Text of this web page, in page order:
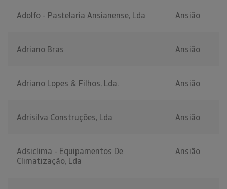
Adolfo - Pastelaria Ansianense, Lda Ansião
Adriano Bras Ansião
Adriano Lopes & Filhos, Lda. Ansião
Adrisilva Construções, Lda Ansião
Adsiclima - Equipamentos De
Climatização, Lda
Ansião